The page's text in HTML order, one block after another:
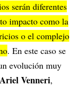
serán diferentes
impacto como la
o el complejo
. En este caso se
evolución muy
Ariel Venneri,